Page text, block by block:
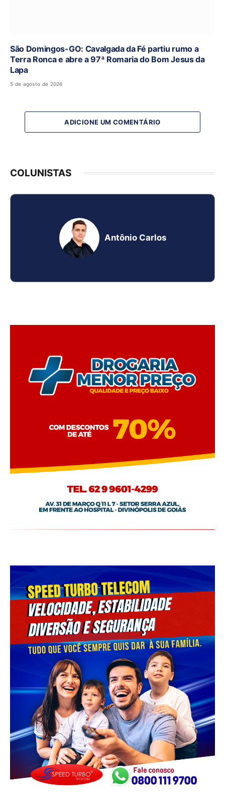
São Domingos-GO: Cavalgada da Fé partiu rumo a
Terra Ronca e abre a 97ª Romaria do Bom Jesus da
Lapa
5 de agosto de 2026
ADICIONE UM COMENTÁRIO
COLUNISTAS
Antônio Carlos